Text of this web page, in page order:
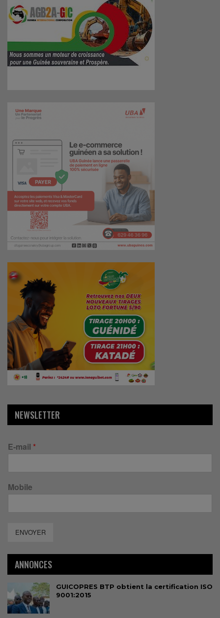
NEWSLETTER
E-mail *
Mobile
ENVOYER
ANNONCES
GUICOPRES BTP obtient la certification ISO
9001:2015